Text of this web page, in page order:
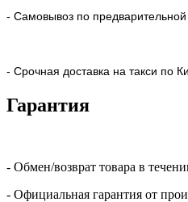
- Самовывоз по предварительной
- Срочная доставка на такси по
Гарантия
- Обмен/возврат товара в
- Официальная гарантия от